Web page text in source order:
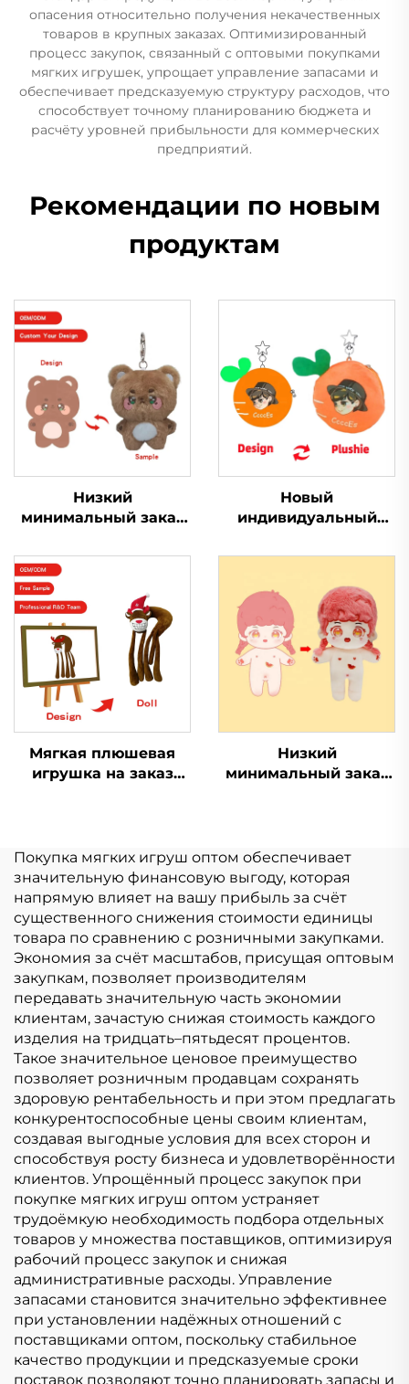
опасения относительно получения некачественных
товаров в крупных заказах. Оптимизированный
процесс закупок, связанный с оптовыми покупками
мягких игрушек, упрощает управление запасами и
обеспечивает предсказуемую структуру расходов, что
способствует точному планированию бюджета и
расчёту уровней прибыльности для коммерческих
предприятий.
Рекомендации по новым
продуктам
Низкий
минимальный заказ
плюшевая кукла
Kpop брелки игрушка
индивидуальный
плюшевый брелок
Новый
индивидуальный
индивидуальный
брелок для монет
кошелек плюшевый
Мягкая плюшевая
игрушка на заказ
плюшевая игрушка
Низкий
минимальный заказ
заказ
Покупка мягких игруш оптом обеспечивает
значительную финансовую выгоду, которая
напрямую влияет на вашу прибыль за счёт
существенного снижения стоимости единицы
товара по сравнению с розничными закупками.
Экономия за счёт масштабов, присущая оптовым
закупкам, позволяет производителям
передавать значительную часть экономии
клиентам, зачастую снижая стоимость каждого
изделия на тридцать–пятьдесят процентов.
Такое значительное ценовое преимущество
позволяет розничным продавцам сохранять
здоровую рентабельность и при этом предлагать
конкурентоспособные цены своим клиентам,
создавая выгодные условия для всех сторон и
способствуя росту бизнеса и удовлетворённости
клиентов. Упрощённый процесс закупок при
покупке мягких игруш оптом устраняет
трудоёмкую необходимость подбора отдельных
товаров у множества поставщиков, оптимизируя
рабочий процесс закупок и снижая
административные расходы. Управление
запасами становится значительно эффективнее
при установлении надёжных отношений с
поставщиками оптом, поскольку стабильное
качество продукции и предсказуемые сроки
поставок позволяют точно планировать запасы и